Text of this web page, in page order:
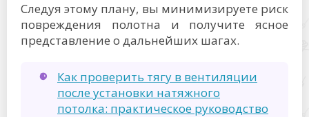
Следуя этому плану, вы минимизируете риск
повреждения полотна и получите ясное
представление о дальнейших шагах.
Как проверить тягу в вентиляции
после установки натяжного
потолка: практическое руководство